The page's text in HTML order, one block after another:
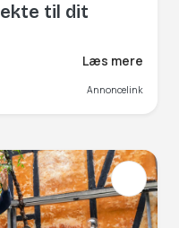
til dit
Læs mere
Annoncelink